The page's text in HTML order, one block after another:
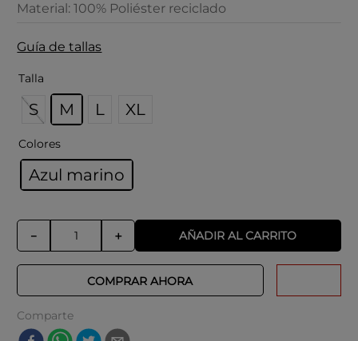
Material: 100% Poliéster reciclado
Guía de tallas
Talla
S M L XL
Colores
Azul marino
＋
－ AÑADIR AL CARRITO
COMPRAR AHORA
Comparte